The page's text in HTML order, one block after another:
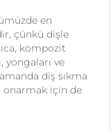
en
çünkü dişle
kompozit
yongaları ve
diş sıkma
onarmak için de